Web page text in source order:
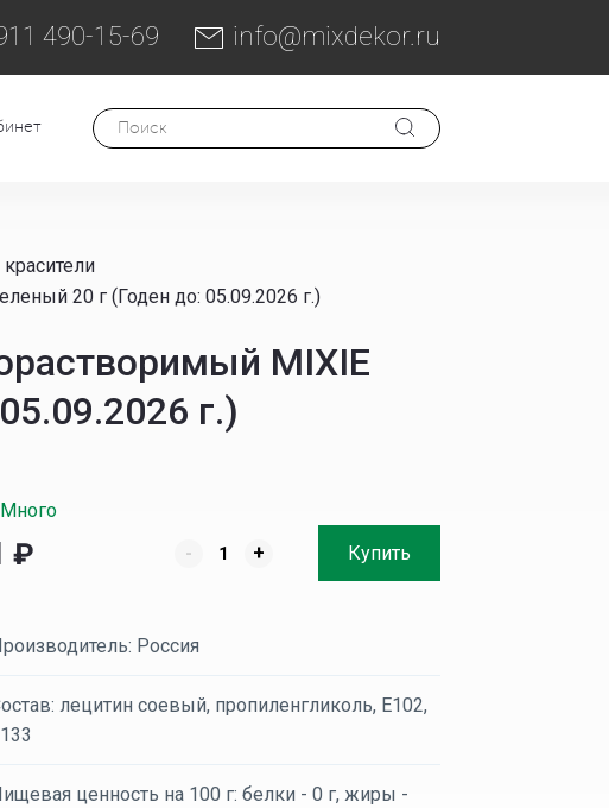
490-15-69 info@mixdekor.ru
20 г (Годен до: 05.09.2026 г.)
MIXIE
г.)
Много
₽ - + Купить
Россия
лецитин соевый, пропиленгликоль, E102,
ценность на 100 г: белки - 0 г, жиры -